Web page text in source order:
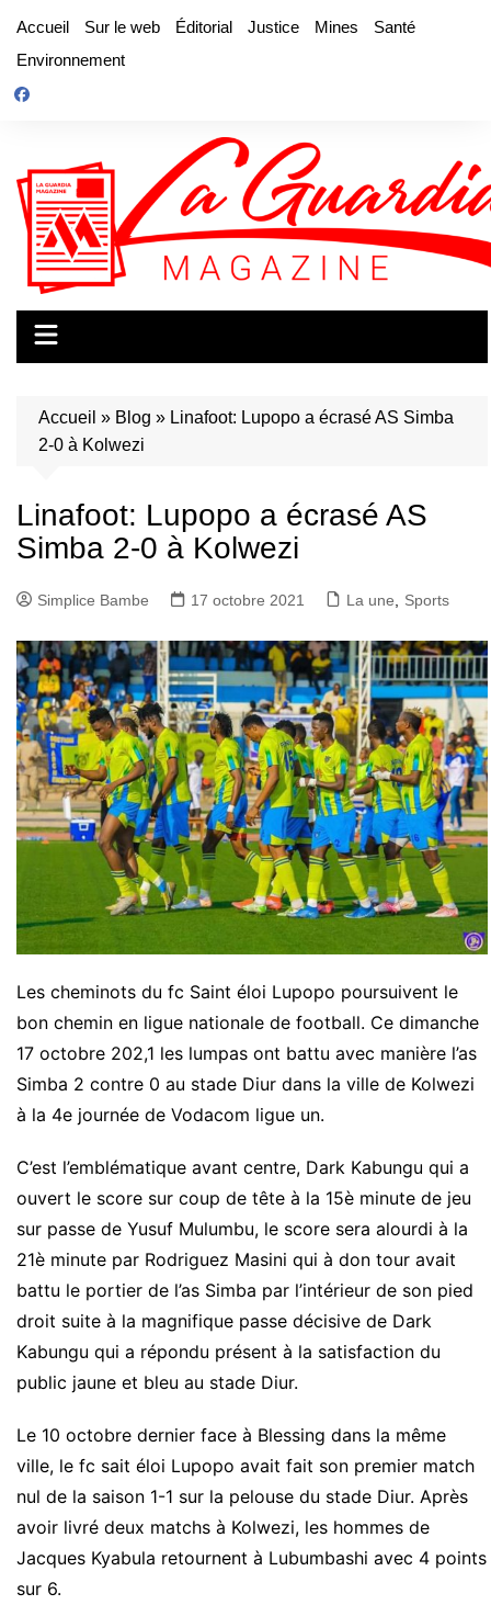
contenu
Accueil Sur le web Éditorial Justice Mines
Santé
Environnement
Accueil » Blog » Linafoot: Lupopo a écrasé AS Simba
2-0 à Kolwezi
Linafoot: Lupopo a écrasé AS
Simba 2-0 à Kolwezi
Simplice Bambe 17 octobre 2021 La une Sports
Les cheminots du fc Saint éloi Lupopo poursuivent le
bon chemin en ligue nationale de football. Ce dimanche
17 octobre 202,1 les lumpas ont battu avec manière l’as
Simba 2 contre 0 au stade Diur dans la ville de Kolwezi
à la 4e journée de Vodacom ligue un.
C’est l’emblématique avant centre, Dark Kabungu qui a
ouvert le score sur coup de tête à la 15è minute de jeu
sur passe de Yusuf Mulumbu, le score sera alourdi à la
21è minute par Rodriguez Masini qui à don tour avait
battu le portier de l’as Simba par l’intérieur de son pied
droit suite à la magnifique passe décisive de Dark
Kabungu qui a répondu présent à la satisfaction du
public jaune et bleu au stade Diur.
Le 10 octobre dernier face à Blessing dans la même
ville, le fc sait éloi Lupopo avait fait son premier match
nul de la saison 1-1 sur la pelouse du stade Diur. Après
avoir livré deux matchs à Kolwezi, les hommes de
Jacques Kyabula retournent à Lubumbashi avec 4 points
sur 6.